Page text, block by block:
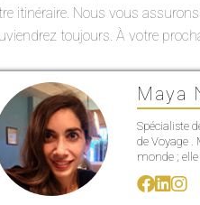
itinéraire. Nous vous
toujours. À votre
Maya
Spécialiste
de Voyage .
monde ;